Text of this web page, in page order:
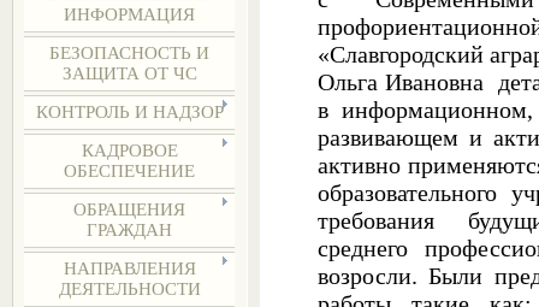
ИНФОРМАЦИЯ
БЕЗОПАСНОСТЬ И
ЗАЩИТА ОТ ЧС
КОНТРОЛЬ И НАДЗОР
КАДРОВОЕ
ОБЕСПЕЧЕНИЕ
ОБРАЩЕНИЯ
ГРАЖДАН
НАПРАВЛЕНИЯ
ДЕЯТЕЛЬНОСТИ
«Славгородский
Ольга Ивановна
в информационном,
развивающем и
активно
требования
среднего
возросли. Были